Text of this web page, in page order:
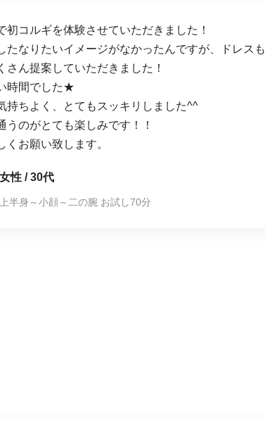
初コルギを体験させていただきました！
たなりたいイメージがなかったんですが、ドレスも
さん提案していただきました！
時間でした★
持ちよく、とてもスッキリしました^^
うのがとても楽しみです！！
くお願い致します。
女性 / 30代
上半身～小顔～二の腕 お試し70分